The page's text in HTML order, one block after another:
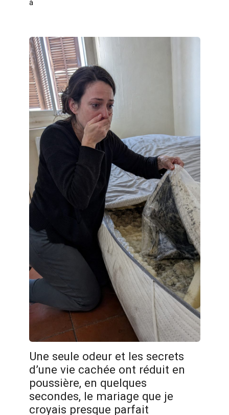
à
Une seule odeur et les secrets
d’une vie cachée ont réduit en
poussière, en quelques
secondes, le mariage que je
croyais presque parfait